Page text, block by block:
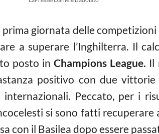
giornata delle competizioni
a superare l’Inghilterra. Il
posto inChampions League. Il
positivo con due
Peccato, per i
si sono fatti recuperare
con il Basilea dopo essere